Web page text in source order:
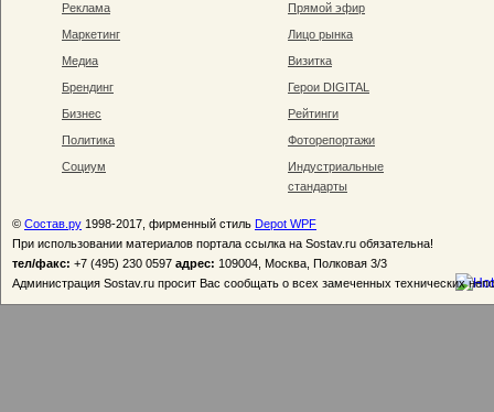
Реклама
Маркетинг
Медиа
Брендинг
Бизнес
Политика
Социум
Прямой эфир
Лицо рынка
Визитка
Герои DIGITAL
Рейтинги
Фоторепортажи
Индустриальные
стандарты
© Состав.ру 1998-2017, фирменный стиль Depot WPF
При использовании материалов портала ссылка на Sostav.ru обязательна!
тел/факс: +7 (495) 230 0597 адрес: 109004, Москва, Полковая 3/3
Администрация Sostav.ru просит Вас сообщать о всех замеченных технических